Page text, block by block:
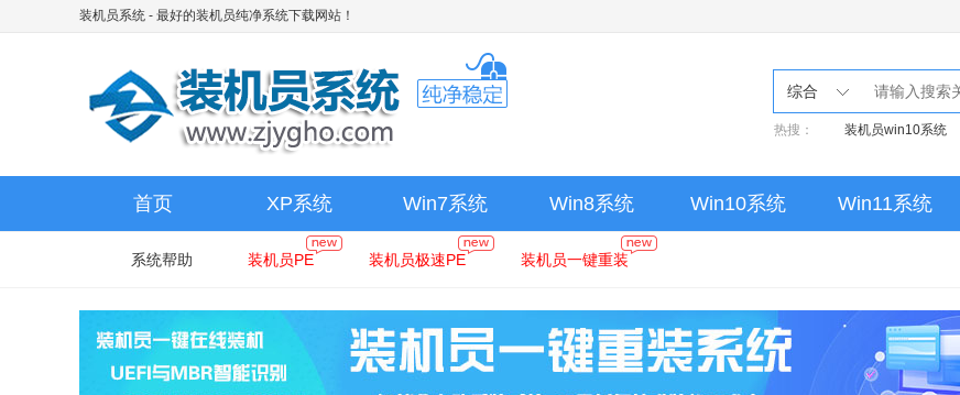
装机员系统 - 最好的装机员纯净系统下载网站！
综合
热搜： 装机员win10系统
首页 XP系统 Win7系统 Win8系统 Win10系统 Win11系统
系统帮助 装机员PE 装机员极速PE 装机员一键重装